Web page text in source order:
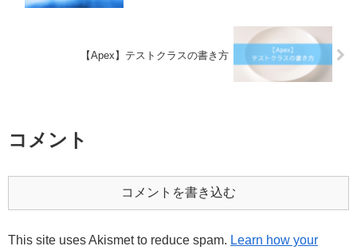
【Apex】テストクラスの書き方
コメント
コメントを書き込む
This site uses Akismet to reduce spam. Learn how your